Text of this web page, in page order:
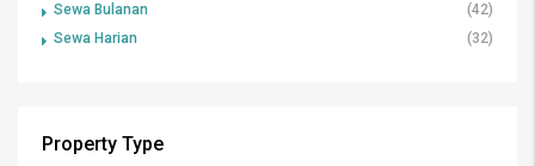
Sewa Bulanan
(42)
Sewa Harian
(32)
Property Type